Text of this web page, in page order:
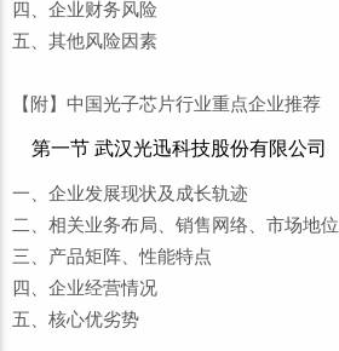
四、企业财务风险
五、其他风险因素
【附】中国光子芯片行业重点企业推荐
第一节 武汉光迅科技股份有限公司
一、企业发展现状及成长轨迹
二、相关业务布局、销售网络、市场地位
三、产品矩阵、性能特点
四、企业经营情况
五、核心优劣势